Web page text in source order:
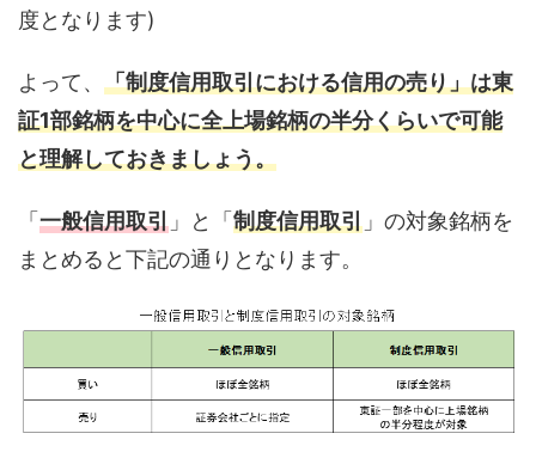
度となります)
よって、 「制度信用取引における信用の売り」は東
証1部銘柄を中心に全上場銘柄の半分くらいで可能
と理解しておきましょう。
「 一般信用取引 」と「 制度信用取引 」の対象銘柄を
まとめると下記の通りとなります。